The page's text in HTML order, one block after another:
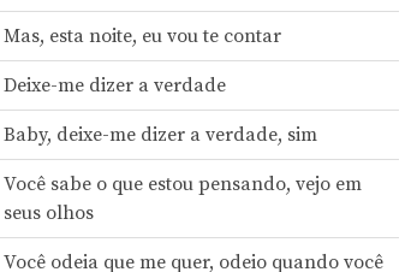
Mas, esta noite, eu vou te contar
Deixe-me dizer a verdade
Baby, deixe-me dizer a verdade, sim
Você sabe o que estou pensando, vejo em
seus olhos
Você odeia que me quer, odeio quando você